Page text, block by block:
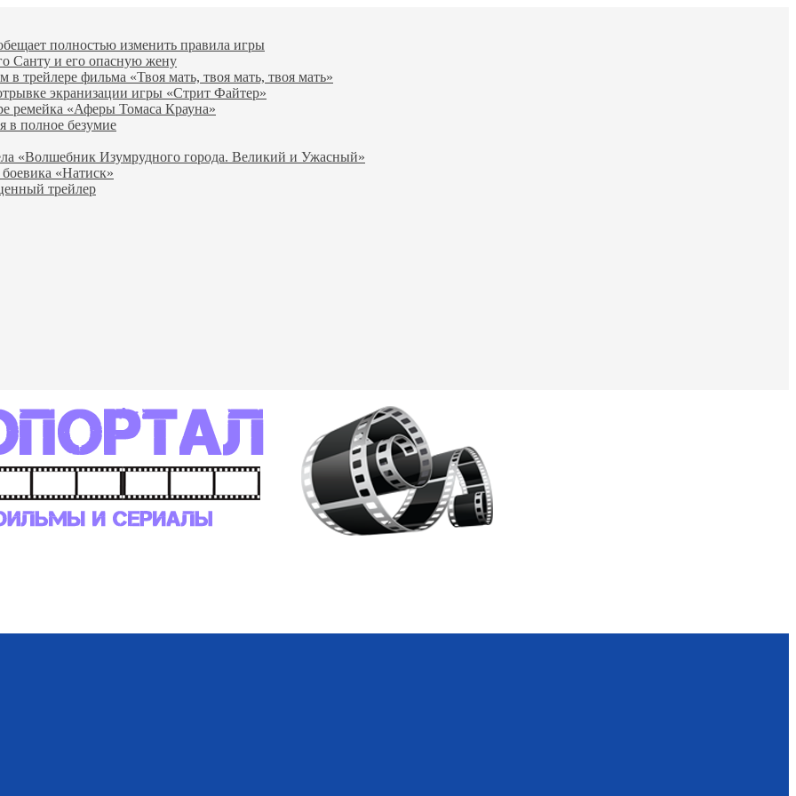
полностью изменить правила игры
Санту и его опасную жену
трейлере фильма «Твоя мать, твоя мать, твоя мать»
экранизации игры «Стрит Файтер»
ремейка «Аферы Томаса Крауна»
в полное безумие
«Волшебник Изумрудного города. Великий и Ужасный»
«Натиск»
трейлер